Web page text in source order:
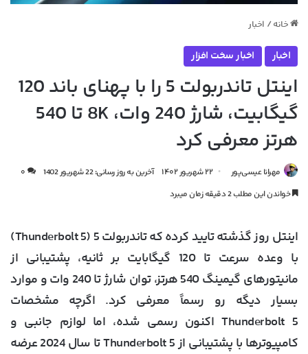
خانه / اخبار
اخبار اخبار سخت افزار
اینتل تاندربولت 5 را با پهنای باند 120
گیگابیت، شارژ 240 وات، 8K تا 540
هرتز معرفی کرد
مهرانا عیسی‌پور ۲۲ شهریور ۱۴۰۲ آخرین به روز رسانی: 22 شهریور 1402
۰
خواندن این مطلب 2 دقیقه زمان میبرد
اینتل روز گذشته تایید کرده که تاندربولت 5 (Thunderbolt 5)
با وعده‌ سرعت تا 120 گیگابایت بر ثانیه، پشتیبانی از
مانیتورهای گیمینگ 540 هرتز، توان شارژ تا 240 وات و موارد
بسیار دیگه رو رسماً معرفی کرد. اگرچه مشخصات
Thunderbolt 5 اکنون رسمی شده، اما لوازم جانبی و
کامپیوترها با پشتیبانی از Thunderbolt 5 تا سال 2024 عرضه